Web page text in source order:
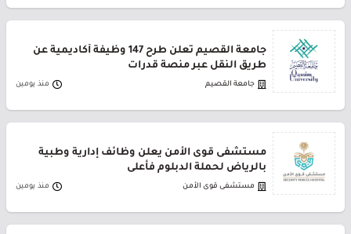
جامعة القصيم تعلن طرح 147 وظيفة أكاديمية عن
طريق النقل عبر منصة قدرات
جامعة القصيم منذ يومين
مستشفى قوى الأمن يعلن وظائف إدارية وطبية
بالرياض لحملة الدبلوم فأعلى
مستشفى قوى الأمن منذ يومين